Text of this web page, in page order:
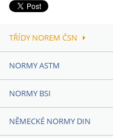
TŘÍDY NOREM ČSN
NORMY ASTM
NORMY BSI
NĚMECKÉ NORMY DIN